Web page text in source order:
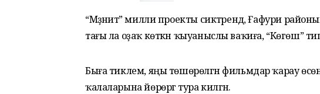
“Мәҙәниәт” милли проекты сиктәрендә, Ғафури
тағы ла оҙаҡ көткән ҡыуаныслы ваҡиға, “Көгөш”
Быға тиклем, яңы төшөрөлгән фильмдар ҡарау
ҡалаларына йөрөргә тура килгән.